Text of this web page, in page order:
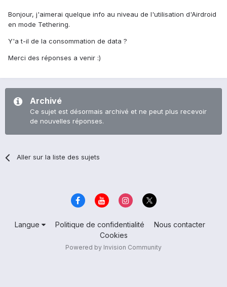
Bonjour, j'aimerai quelque info au niveau de l'utilisation d'Airdroid
en mode Tethering.
Y'a t-il de la consommation de data ?
Merci des réponses a venir :)
Archivé
Ce sujet est désormais archivé et ne peut plus recevoir
de nouvelles réponses.
Aller sur la liste des sujets
Langue Politique de confidentialité
Nous contacter
Cookies
Powered by Invision Community